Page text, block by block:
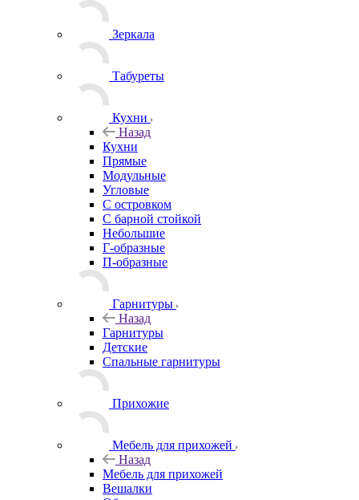
Зеркала
Табуреты
Кухни
Назад
Кухни
Прямые
Модульные
Угловые
С островком
С барной стойкой
Небольшие
Г-образные
П-образные
Гарнитуры
Назад
Гарнитуры
Детские
Спальные гарнитуры
Прихожие
Мебель для прихожей
Назад
Мебель для прихожей
Вешалки